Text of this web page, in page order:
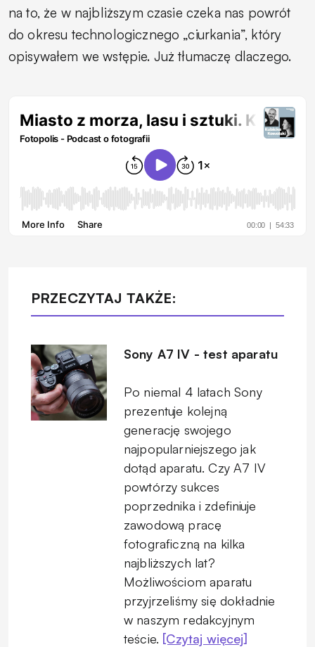
na to, że w najbliższym czasie czeka nas powrót
do okresu technologicznego „ciurkania”, który
opisywałem we wstępie. Już tłumaczę dlaczego.
PRZECZYTAJ TAKŻE:
Sony A7 IV - test aparatu
Po niemal 4 latach Sony
prezentuje kolejną
generację swojego
najpopularniejszego jak
dotąd aparatu. Czy A7 IV
powtórzy sukces
poprzednika i zdefiniuje
zawodową pracę
fotograficzną na kilka
najbliższych lat?
Możliwościom aparatu
przyjrzeliśmy się dokładnie
w naszym redakcyjnym
teście. [Czytaj więcej]